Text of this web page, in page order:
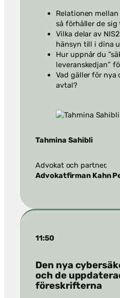
Relationen mellan
så förhåller de sig
Vilka delar av
hänsyn till i dina
Hur uppnår du
leveranskedjan”
Vad gäller för
avtal?
Tahmina Sahibli
Advokat och partner,
Advokatfirman Kahn
11:50
Den nya
och de
föreskrifterna